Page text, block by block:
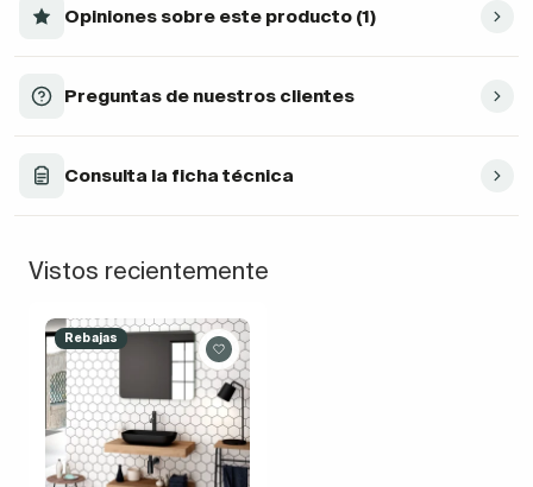
Opiniones sobre este producto (1)
Preguntas de nuestros clientes
Consulta la ficha técnica
Vistos recientemente
Rebajas